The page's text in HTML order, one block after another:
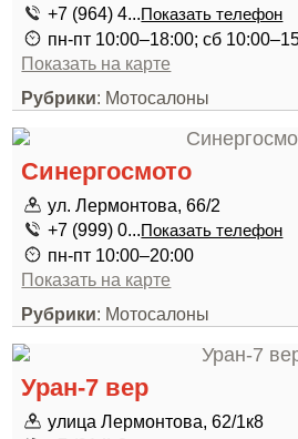
+7 (964) 4...Показать телефон
пн-пт 10:00–18:00; сб
Показать на карте
Рубрики: Мотосалоны
Синергосмото
ул. Лермонтова, 66/2
+7 (999) 0...Показать телефон
пн-пт 10:00–20:00
Показать на карте
Рубрики: Мотосалоны
Уран-7 вер
улица Лермонтова, 62/1к8